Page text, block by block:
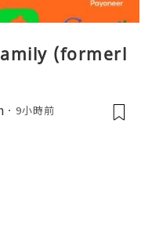
(formerl
9小時前